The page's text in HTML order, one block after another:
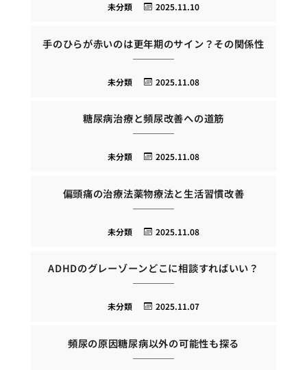
2025.11.10
未分類
手のひらが赤いのは更年期のサイン？その関係性
2025.11.08
未分類
糖尿病治療と頻尿改善への道筋
2025.11.08
未分類
偏頭痛の治療法薬物療法と生活習慣改善
2025.11.08
未分類
ADHDのグレーゾーンどこに相談すればいい？
2025.11.07
未分類
頻尿の原因糖尿病以外の可能性も探る